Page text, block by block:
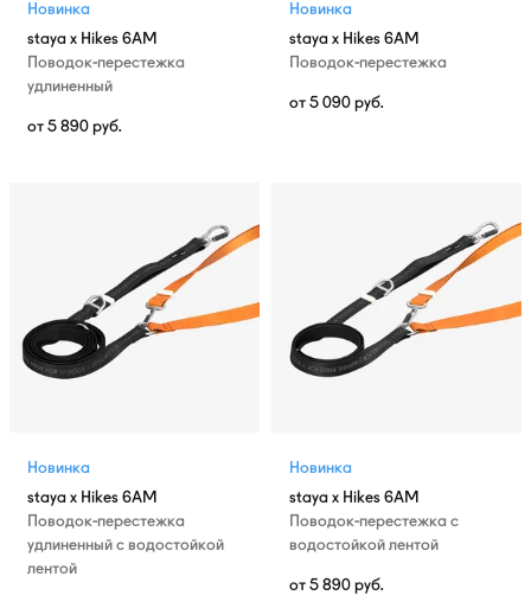
Новинка
staya x Hikes 6AM
Поводок-перестежка
удлиненный
от 5 890 руб.
Новинка
staya x Hikes 6AM
Поводок-перестежка
от 5 090 руб.
Новинка
staya x Hikes 6AM
Поводок-перестежка
удлиненный с водостойкой
лентой
Новинка
staya x Hikes 6AM
Поводок-перестежка с
водостойкой лентой
от 5 890 руб.